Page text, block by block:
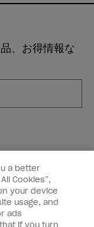
、お得情報な
a better
Cookies”,
your device
usage, and
ads
if you turn